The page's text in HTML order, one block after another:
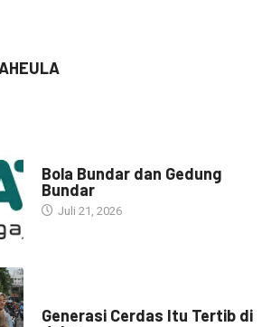
Bola Bundar dan Gedung
Bundar
Juli 21, 2026
Generasi Cerdas Itu Tertib di